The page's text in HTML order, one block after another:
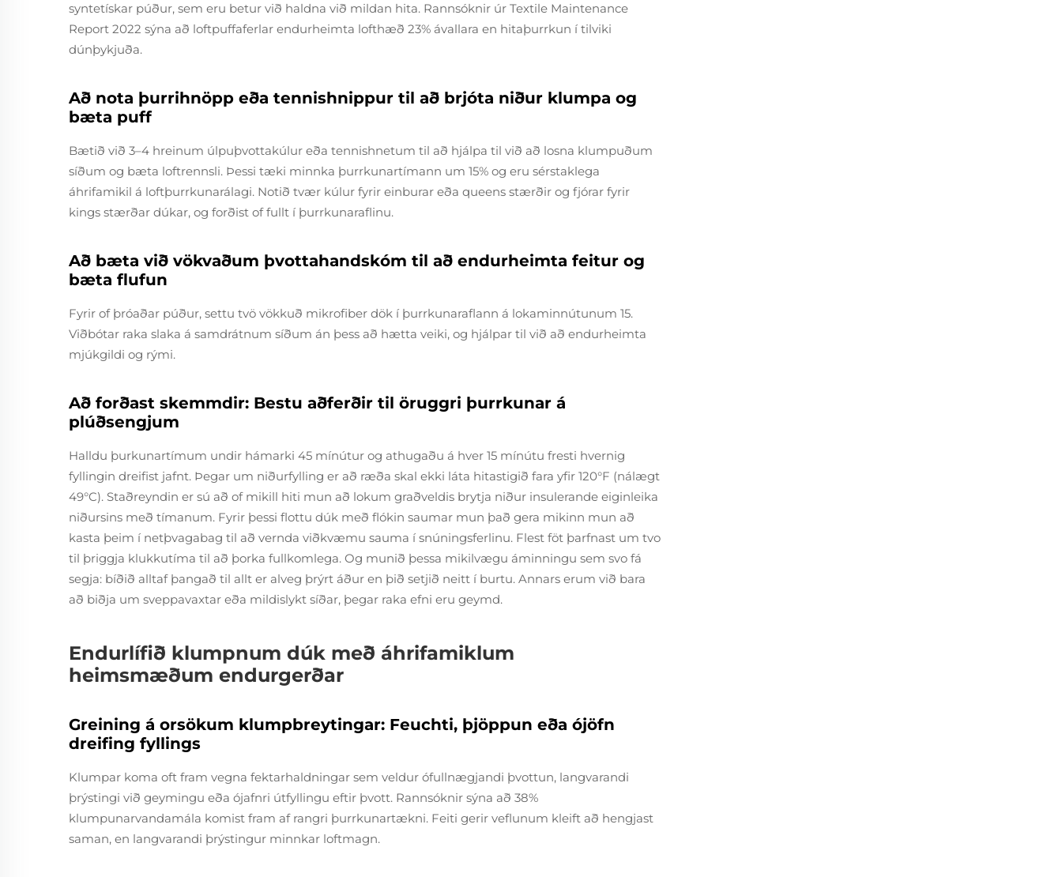
syntetískar púður, sem eru betur við haldna við mildan hita. Rannsóknir úr Textile Maintenance
Report 2022 sýna að loftpuffaferlar endurheimta lofthæð 23% ávallara en hitaþurrkun í tilviki
dúnþykjuða.
Að nota þurrihnöpp eða tennishnippur til að brjóta niður klumpa og
bæta puff
Bætið við 3–4 hreinum úlpuþvottakúlur eða tennishnetum til að hjálpa til við að losna klumpuðum
síðum og bæta loftrennsli. Þessi tæki minnka þurrkunartímann um 15% og eru sérstaklega
áhrifamikil á loftþurrkunarálagi. Notið tvær kúlur fyrir einburar eða queens stærðir og fjórar fyrir
kings stærðar dúkar, og forðist of fullt í þurrkunaraflinu.
Að bæta við vökvaðum þvottahandskóm til að endurheimta feitur og
bæta flufun
Fyrir of þróaðar púður, settu tvö vökkuð mikrofiber dök í þurrkunaraflann á lokaminnútunum 15.
Viðbótar raka slaka á samdrátnum síðum án þess að hætta veiki, og hjálpar til við að endurheimta
mjúkgildi og rými.
Að forðast skemmdir: Bestu aðferðir til öruggri þurrkunar á
plúðsengjum
Halldu þurkunartímum undir hámarki 45 mínútur og athugaðu á hver 15 mínútu fresti hvernig
fyllingin dreifist jafnt. Þegar um niðurfylling er að ræða skal ekki láta hitastigið fara yfir 120°F (nálægt
49°C). Staðreyndin er sú að of mikill hiti mun að lokum graðveldis brytja niður insulerande eiginleika
niðursins með tímanum. Fyrir þessi flottu dúk með flókin saumar mun það gera mikinn mun að
kasta þeim í netþvagabag til að vernda viðkvæmu sauma í snúningsferlinu. Flest föt þarfnast um tvo
til þriggja klukkutíma til að þorka fullkomlega. Og munið þessa mikilvægu áminningu sem svo fá
segja: bíðið alltaf þangað til allt er alveg þrýrt áður en þið setjið neitt í burtu. Annars erum við bara
að biðja um sveppavaxtar eða mildislykt síðar, þegar raka efni eru geymd.
Endurlífið klumpnum dúk með áhrifamiklum
heimsmæðum endurgerðar
Greining á orsökum klumpbreytingar: Feuchti, þjöppun eða ójöfn
dreifing fyllings
Klumpar koma oft fram vegna fektarhaldningar sem veldur ófullnægjandi þvottun, langvarandi
þrýstingi við geymingu eða ójafnri útfyllingu eftir þvott. Rannsóknir sýna að 38%
klumpunarvandamála komist fram af rangri þurrkunartækni. Feiti gerir veflunum kleift að hengjast
saman, en langvarandi þrýstingur minnkar loftmagn.